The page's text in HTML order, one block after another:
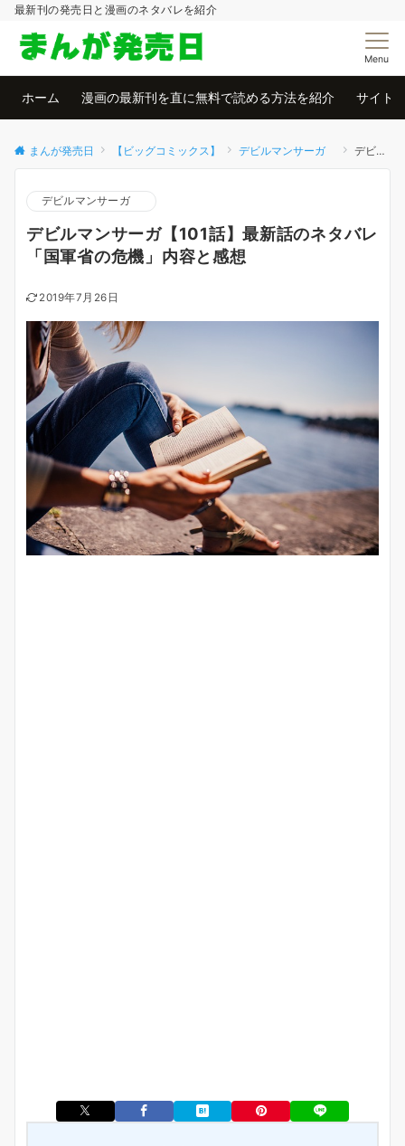
最新刊の発売日と漫画のネタバレを紹介
Menu
ホーム 漫画の最新刊を直に無料で読める方法を紹介 サイト
まんが発売日 【ビッグコミックス】 デビルマンサーガ デビルマンサーガ【101話】最新話のネタバレ「国軍省の危機」内容と感想
デビルマンサーガ
デビルマンサーガ【101話】最新話のネタバレ
「国軍省の危機」内容と感想
2019年7月26日